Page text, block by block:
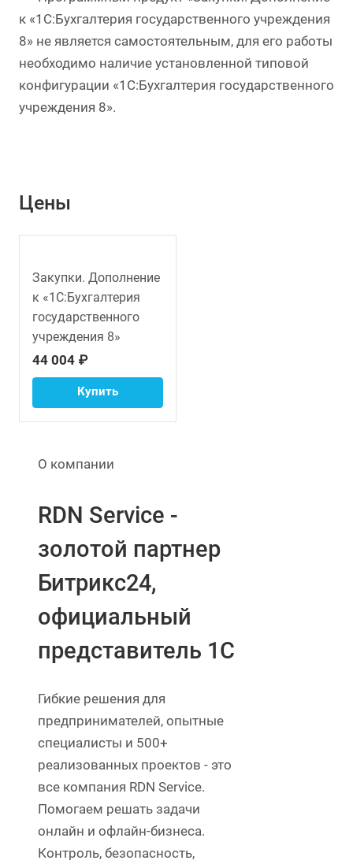
к «1С:Бухгалтерия государственного учреждения
8» не является самостоятельным, для его работы
необходимо наличие установленной типовой
конфигурации «1С:Бухгалтерия государственного
учреждения 8».
Цены
Закупки. Дополнение
к «1С:Бухгалтерия
государственного
учреждения 8»
44 004 ₽
Купить
О компании
RDN Service -
золотой партнер
Битрикс24,
официальный
представитель 1С
Гибкие решения для
предпринимателей, опытные
специалисты и 500+
реализованных проектов - это
все компания RDN Service.
Помогаем решать задачи
онлайн и офлайн-бизнеса.
Контроль, безопасность,